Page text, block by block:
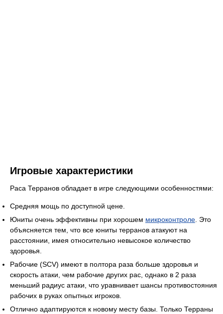
Игровые характеристики
Раса Терранов обладает в игре следующими особенностями:
Средняя мощь по доступной цене.
Юниты очень эффективны при хорошем микроконтроле . Это
объясняется тем, что все юниты терранов атакуют на
расстоянии, имея относительно невысокое количество
здоровья.
Рабочие (SCV) имеют в полтора раза больше здоровья и
скорость атаки, чем рабочие других рас, однако в 2 раза
меньший радиус атаки, что уравнивает шансы противостояния
рабочих в руках опытных игроков.
Отлично адаптируются к новому месту базы. Только Терраны